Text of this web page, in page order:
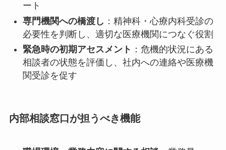
ート
専門機関への橋渡し ：精神科・心療内科受診の
必要性を判断し、適切な医療機関につなぐ役割
緊急時の初期アセスメント ：危機的状況にある
相談者の状態を評価し、社内への連絡や医療機
関受診を促す
内部相談窓口が担うべき機能